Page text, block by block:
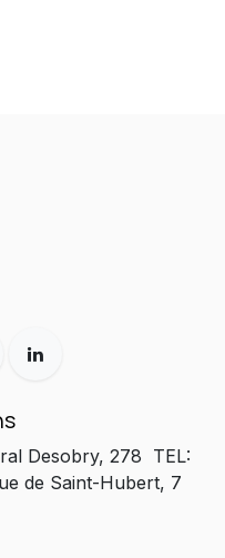
Desobry, 278 TEL:
ue de Saint-Hubert, 7